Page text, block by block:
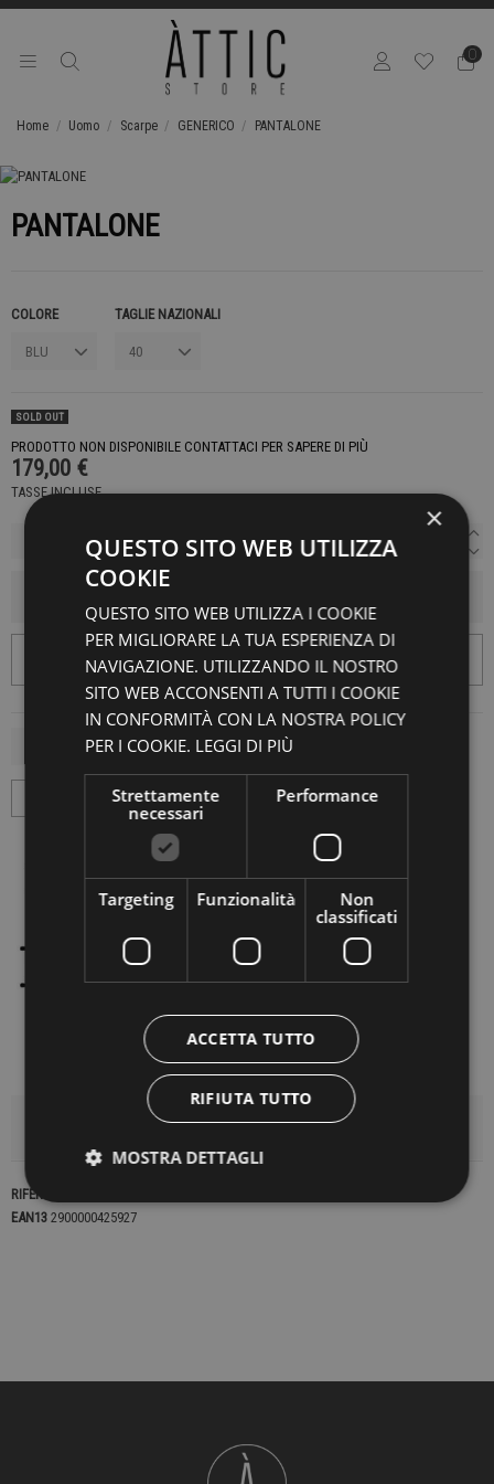
0
Home Uomo Scarpe GENERICO PANTALONE
PANTALONE
COLORE TAGLIE NAZIONALI
SOLD OUT
PRODOTTO NON DISPONIBILE CONTATTACI PER SAPERE DI PIÙ
179,00 €
TASSE INCLUSE
DETTAGLI DEL PRODOTTO
RIFERIMENTO
EAN13 2900000425927
×
QUESTO SITO WEB UTILIZZA
COOKIE
QUESTO SITO WEB UTILIZZA I COOKIE
PER MIGLIORARE LA TUA ESPERIENZA DI
NAVIGAZIONE. UTILIZZANDO IL NOSTRO
SITO WEB ACCONSENTI A TUTTI I COOKIE
IN CONFORMITÀ CON LA NOSTRA POLICY
PER I COOKIE. LEGGI DI PIÙ
Strettamente
necessari
Performance
Targeting Funzionalità
Non
classificati
ACCETTA TUTTO
RIFIUTA TUTTO
MOSTRA DETTAGLI